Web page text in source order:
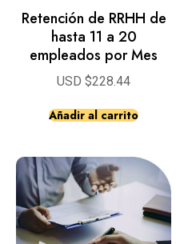
Retención de RRHH de
hasta 11 a 20
empleados por Mes
USD $228.44
Añadir al carrito